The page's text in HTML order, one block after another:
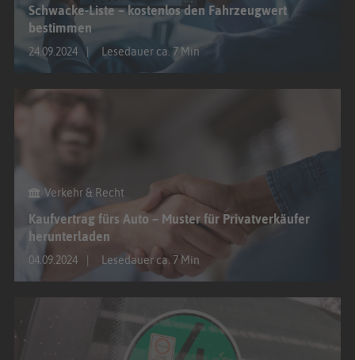
Schwacke-Liste – kostenlos den Fahrzeugwert
bestimmen
24.09.2024 Lesedauer ca. 7 Min
Verkehr & Recht
Kaufvertrag fürs Auto – Muster für Privatverkäufer
herunterladen
04.09.2024 Lesedauer ca. 7 Min